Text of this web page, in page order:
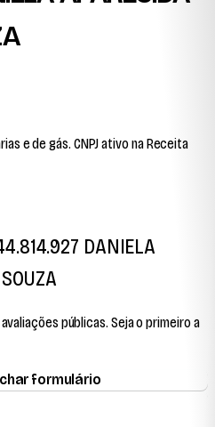
e de gás. CNPJ ativo na Receita
DANIELA
públicas. Seja o primeiro a
formulário